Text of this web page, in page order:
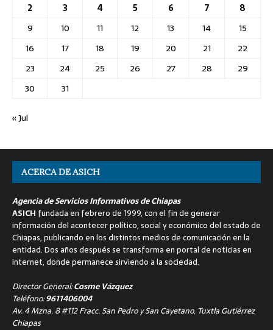
2
3 4 5 6 7
8
9
10 11 12 13 14
15
16
17 18 19 20 21
22
23
24 25 26 27 28
29
30
31
« Jul
ACERCA DE ASICH
Agencia de Servicios Informativos de Chiapas
ASICH fundada en febrero de 1999, con el fin de generar
información del acontecer político, social y económico del estado de
Chiapas, publicando en los distintos medios de comunicación en la
entidad. Dos años después se transforma en portal de noticias en
internet, donde permanece sirviendo a la sociedad.
Director General:Cosme Vázquez
Teléfono:9611406004
Av. 4 Mzna. 8 #112 Fracc. San Pedro y San Cayetano, Tuxtla Gutiérrez
Chiapas